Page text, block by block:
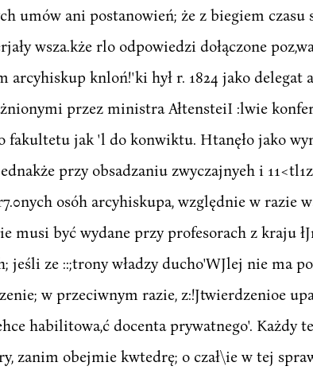
umów ani postanowień; że z biegiem czasu
wsza.kże rlo odpowiedzi dołączone
arcyhiskup knloń!'ki hył r. 1824 jako delegat
przez ministra AłtensteiI :lwie
fakultetu jak 'l do konwiktu. Htanęło jako
przy obsadzaniu zwyczajnyeh i
osóh arcyhiskupa, względnie w razie
być wydane przy profesorach z kraju
jeśli ze ::;trony władzy ducho'WJlej nie ma
w przeciwnym razie, z:!Jtwierdzenioe
habilitowa,ć docenta prywatnego'. Każdy
zanim obejmie kwtedrę; o czał\ie w tej